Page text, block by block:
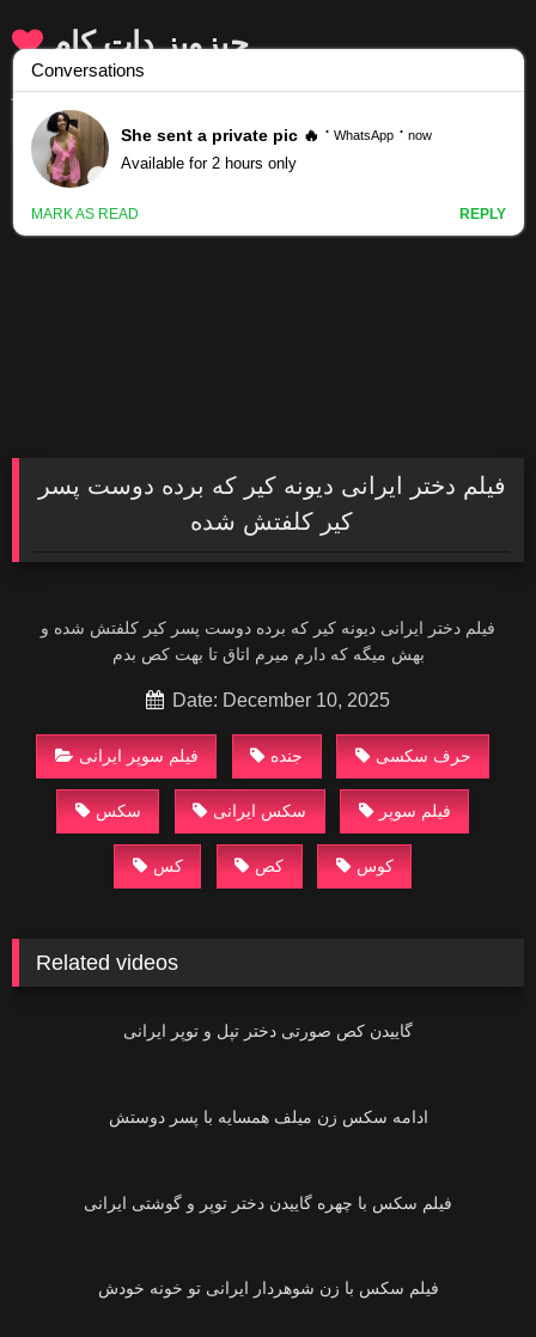
to
content
جیزویز دات کام
جیزویز دات کام منبع سکس ایرانی‌ و فیلم سوپر
فیلم دختر ایرانی‌ دیونه کیر که برده دوست پسر
کیر کلفتش شده
فیلم دختر ایرانی‌ دیونه کیر که برده دوست پسر کیر کلفتش شده و
بهش میگه که دارم میرم اتاق تا بهت کص بدم
Date: December 10, 2025
فیلم سوپر ایرانی‌ جنده حرف سکسی‌
سکس سکس ایرانی فیلم سوپر
کس کص کوس
Related videos
ادامه سکس زن میلف همسایه با پسر دوستش
فیلم سکس با زن شوهردار ایرانی‌ تو خونه خودش